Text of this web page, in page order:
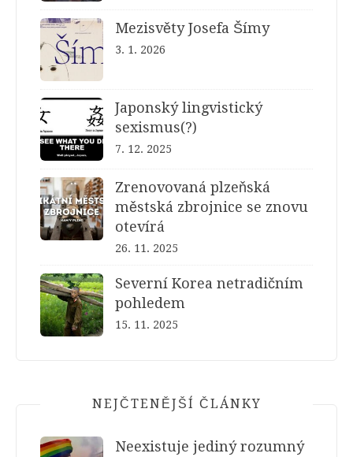
Mezisvěty Josefa Šímy
3. 1. 2026
Japonský lingvistický
sexismus(?)
7. 12. 2025
Zrenovovaná plzeňská
městská zbrojnice se znovu
otevírá
26. 11. 2025
Severní Korea netradičním
pohledem
15. 11. 2025
NEJČTENĚJŠÍ ČLÁNKY
Neexistuje jediný rozumný